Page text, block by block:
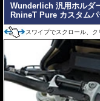
Wunderlich 汎用ホルダ
RnineT Pure カスタムパ
スワイプでスクロール、